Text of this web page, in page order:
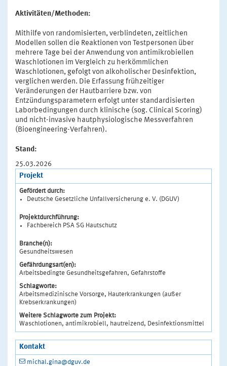
Aktivitäten/Methoden:
Mithilfe von randomisierten, verblindeten, zeitlichen
Modellen sollen die Reaktionen von Testpersonen über
mehrere Tage bei der Anwendung von antimikrobiellen
Waschlotionen im Vergleich zu herkömmlichen
Waschlotionen, gefolgt von alkoholischer Desinfektion,
verglichen werden. Die Erfassung frühzeitiger
Veränderungen der Hautbarriere bzw. von
Entzündungsparametern erfolgt unter standardisierten
Laborbedingungen durch klinische (sog. Clinical Scoring)
und nicht-invasive hautphysiologische Messverfahren
(Bioengineering-Verfahren).
Stand:
25.03.2026
Projekt
Gefördert durch:
Deutsche Gesetzliche Unfallversicherung e. V. (DGUV)
Projektdurchführung:
Fachbereich PSA SG Hautschutz
Branche(n):
Gesundheitswesen
Gefährdungsart(en):
Arbeitsbedingte Gesundheitsgefahren, Gefahrstoffe
Schlagworte:
Arbeitsmedizinische Vorsorge, Hauterkrankungen (außer
Krebserkrankungen)
Weitere Schlagworte zum Projekt:
Waschlotionen, antimikrobiell, hautreizend, Desinfektionsmittel
Kontakt
michal.gina@dguv.de